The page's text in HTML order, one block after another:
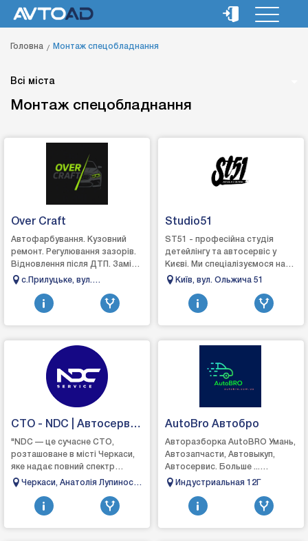
Головна Монтаж спецобладнання
Всі міста
Монтаж спецобладнання
Over Craft
Автофарбування. Кузовний
ремонт. Регулювання зазорів.
Відновлення після ДТП. Заміна
деталей кузова. Пайка
Зварювання алюм...
с.Прилуцьке, вул.
Ківерцівська 79
Studio51
ST51 - професійна студія
детейлінгу та автосервіс у
Києві. Ми спеціалізуємося на
комплексному догляді, захисті
Київ, вул. Ольжича 51
СТО - NDC | Автосервіс
Черкаси
"NDC — це сучасне СТО,
розташоване в місті Черкаси,
яке надає повний спектр
послуг з ремонту та
Ми спеціалізуємося на д...
Черкаси, Анатолія Лупиноса
AutoBro Автобро
Авторазборка AutoBRO Умань,
Автозапчасти, Автовыкуп,
Автосервис. Больше ...
Восстановление авто после
Индустриальная 12Г